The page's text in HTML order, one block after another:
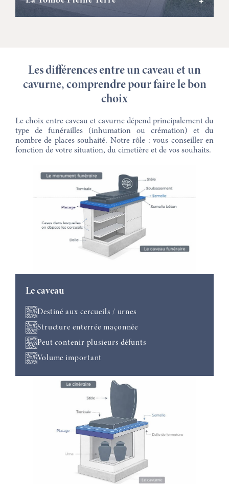
Les différences entre un caveau et un
cavurne, comprendre pour faire le bon
choix
Le choix entre caveau et cavurne dépend principalement du
type de funérailles (inhumation ou crémation) et du
nombre de places souhaité. Notre rôle : vous conseiller en
fonction de votre situation, du cimetière et de vos souhaits.
Le caveau
Destiné aux cercueils / urnes
Structure enterrée maçonnée
Peut contenir plusieurs défunts
Volume important